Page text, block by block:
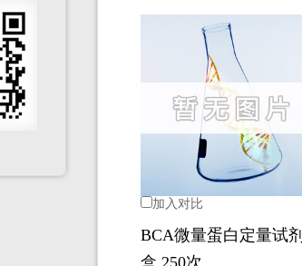
加入对比
BCA微量蛋白定量试剂
盒 250次